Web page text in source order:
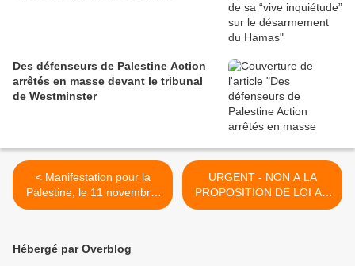
Des défenseurs de Palestine Action
arrêtés en masse devant le tribunal
de Westminster
< Manifestation pour la
Palestine, le 11 novembre,
à Paris
URGENT - NON A LA
PROPOSITION DE LOI AU
SENAT VISANT A
Hébergé par Overblog